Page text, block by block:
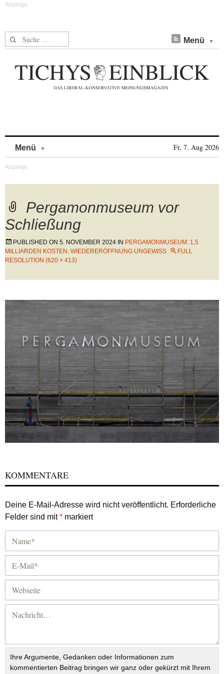
Suche nach: Menü
Menü Fr, 7. Aug 2026
Pergamonmuseum vor
Schließung
PUBLISHED ON 5. NOVEMBER 2024 IN PERGAMONMUSEUM: 1,5
MILLIARDEN KOSTEN, WIEDERERÖFFNUNG UNGEWISS
FULL
RESOLUTION (620 × 413)
KOMMENTARE
Deine E-Mail-Adresse wird nicht veröffentlicht. Erforderliche
Felder sind mit* markiert
Ihre Argumente, Gedanken oder Informationen zum
kommentierten Beitrag bringen wir ganz oder gekürzt mit Ihrem